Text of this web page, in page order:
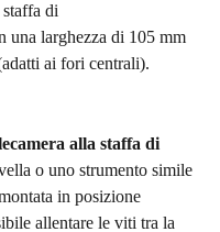
di
una larghezza di 105 mm
ai fori centrali).
alla staffa di
o uno strumento simile
in posizione
allentare le viti tra la